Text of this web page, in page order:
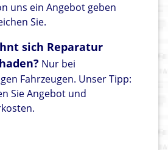
uns ein Angebot geben
Sie.
sich Reparatur
Nur bei
Fahrzeugen. Unser Tipp:
Sie Angebot und